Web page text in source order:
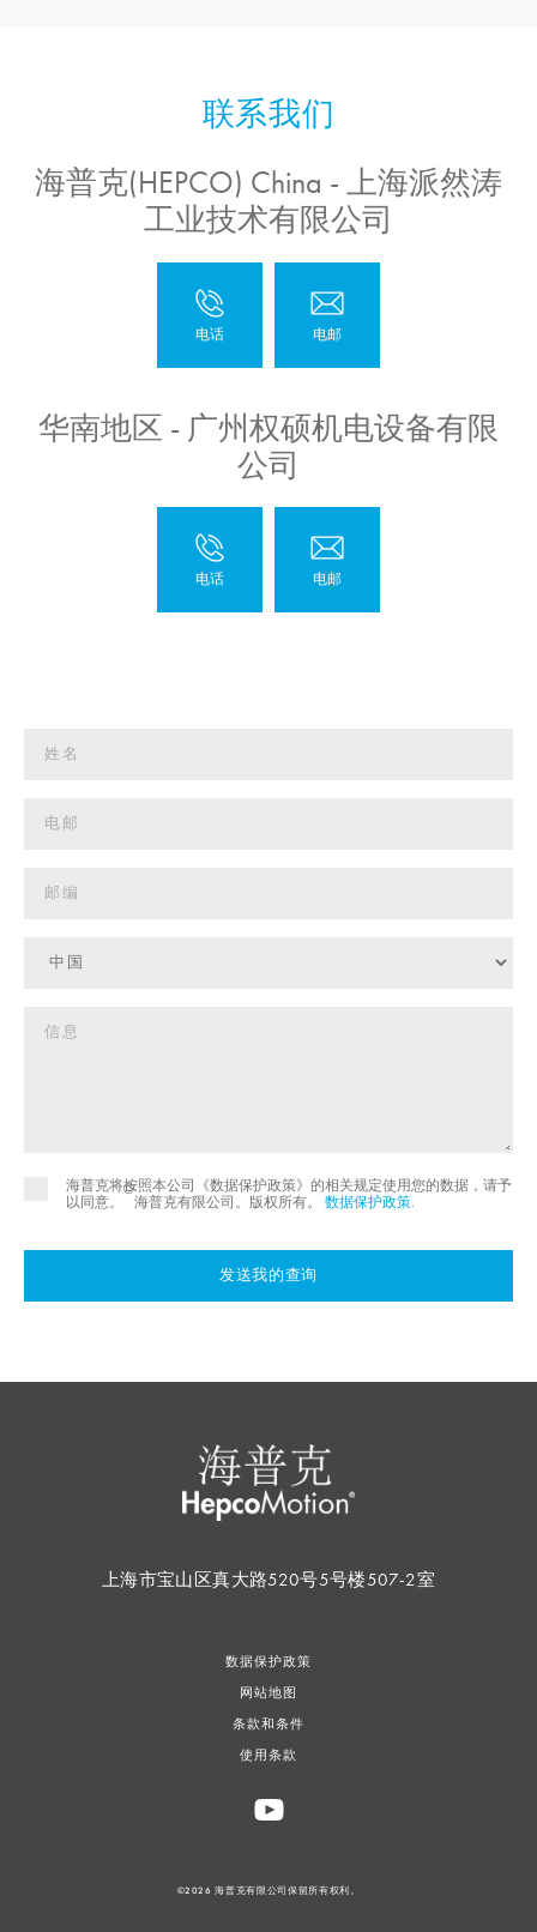
海普克(HEPCO) China - 上海派然涛
工业技术有限公司
华南地区 - 广州权硕机电设备有限
公司
海普克将按照本公司《数据保护政策》的相关规定使用您的数据，请予
以同意。
©
海普克有限公司。版权所有。 数据保护政策.
发送我的查询
上海市宝山区真大路520号5号楼507-2室
数据保护政策
网站地图
条款和条件
使用条款
©2026 海普克有限公司保留所有权利。